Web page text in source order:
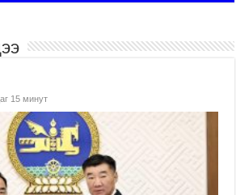
15 минут